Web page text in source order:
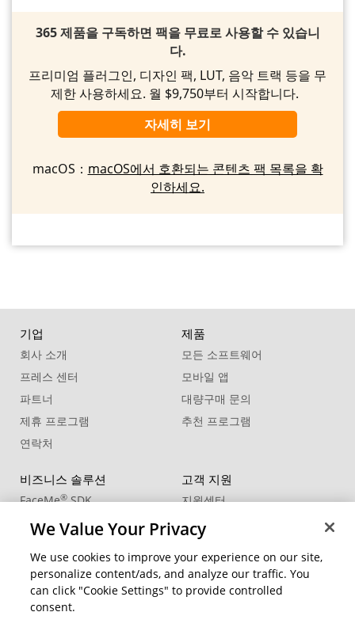
365 제품을 구독하면 팩을 무료로 사용할 수 있습니
다.
프리미엄 플러그인, 디자인 팩, LUT, 음악 트랙 등을 무
제한 사용하세요. 월 $9,750부터 시작합니다.
자세히 보기
macOS： macOS에서 호환되는 콘텐츠 팩 목록을 확
인하세요.
기업
회사 소개
프레스 센터
파트너
제휴 프로그램
연락처
제품
모든 소프트웨어
모바일 앱
대량구매 문의
추천 프로그램
비즈니스 솔루션
FaceMe®SDK
고객 지원
지원센터
제품 업데이트
학습 센터
커뮤니티
회원 영역
지역 변경
We Value Your Privacy
We use cookies to improve your experience on our site,
personalize content/ads, and analyze our traffic. You
can click "Cookie Settings" to provide controlled
consent.